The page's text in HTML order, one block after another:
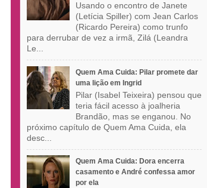
Usando o encontro de Janete
(Letícia Spiller) com Jean Carlos
(Ricardo Pereira) como trunfo
para derrubar de vez a irmã, Zilá (Leandra
Le...
Quem Ama Cuida: Pilar promete dar
uma lição em Ingrid
Pilar (Isabel Teixeira) pensou que
teria fácil acesso à joalheria
Brandão, mas se enganou. No
próximo capítulo de Quem Ama Cuida, ela
desc...
Quem Ama Cuida: Dora encerra
casamento e André confessa amor
por ela